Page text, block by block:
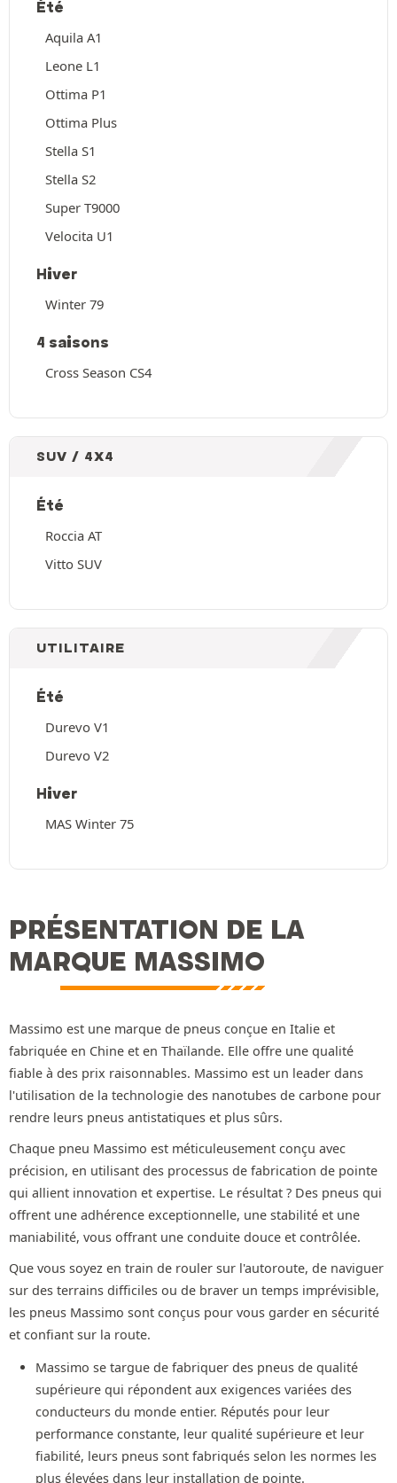
Été
Aquila A1
Leone L1
Ottima P1
Ottima Plus
Stella S1
Stella S2
Super T9000
Velocita U1
Hiver
Winter 79
4 saisons
Cross Season CS4
SUV / 4X4
Été
Roccia AT
Vitto SUV
UTILITAIRE
Été
Durevo V1
Durevo V2
Hiver
MAS Winter 75
PRÉSENTATION DE LA
MARQUE MASSIMO
Massimo est une marque de pneus conçue en Italie et
fabriquée en Chine et en Thaïlande. Elle offre une qualité
fiable à des prix raisonnables. Massimo est un leader dans
l'utilisation de la technologie des nanotubes de carbone pour
rendre leurs pneus antistatiques et plus sûrs.
Chaque pneu Massimo est méticuleusement conçu avec
précision, en utilisant des processus de fabrication de pointe
qui allient innovation et expertise. Le résultat ? Des pneus qui
offrent une adhérence exceptionnelle, une stabilité et une
maniabilité, vous offrant une conduite douce et contrôlée.
Que vous soyez en train de rouler sur l'autoroute, de naviguer
sur des terrains difficiles ou de braver un temps imprévisible,
les pneus Massimo sont conçus pour vous garder en sécurité
et confiant sur la route.
Massimo se targue de fabriquer des pneus de qualité
supérieure qui répondent aux exigences variées des
conducteurs du monde entier. Réputés pour leur
performance constante, leur qualité supérieure et leur
fiabilité, leurs pneus sont fabriqués selon les normes les
plus élevées dans leur installation de pointe.